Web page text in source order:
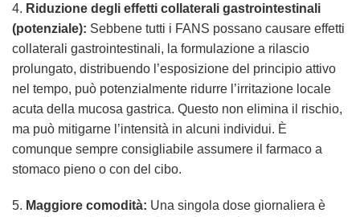
4. Riduzione degli effetti collaterali gastrointestinali
(potenziale): Sebbene tutti i FANS possano causare effetti
collaterali gastrointestinali, la formulazione a rilascio
prolungato, distribuendo l’esposizione del principio attivo
nel tempo, può potenzialmente ridurre l’irritazione locale
acuta della mucosa gastrica. Questo non elimina il rischio,
ma può mitigarne l’intensità in alcuni individui. È
comunque sempre consigliabile assumere il farmaco a
stomaco pieno o con del cibo.
5. Maggiore comodità: Una singola dose giornaliera è